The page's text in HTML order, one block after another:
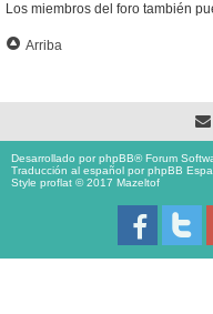
Los miembros del foro también
Arriba
Desarrollado porphpBB® Forum
Traducción al español porphpBB
Style proflat © 2017 Mazeltof